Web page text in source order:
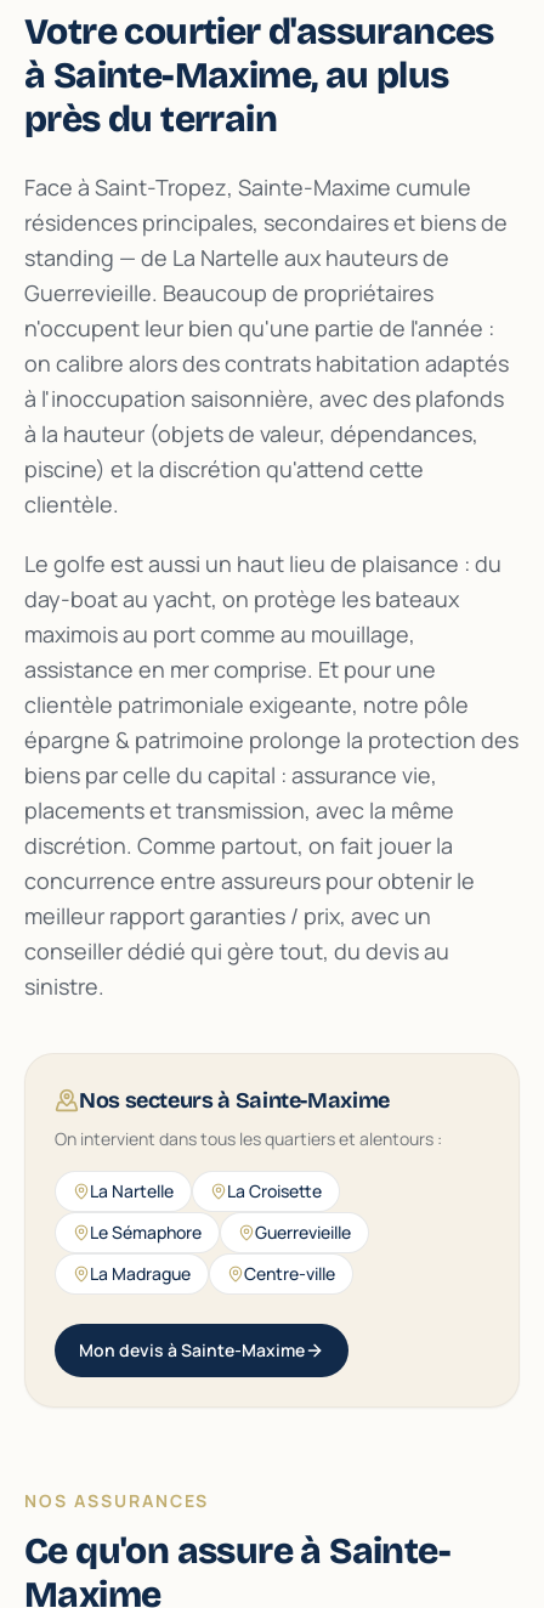
Votre courtier d'assurances
à Sainte-Maxime, au plus
près du terrain
Face à Saint-Tropez, Sainte-Maxime cumule
résidences principales, secondaires et biens de
standing — de La Nartelle aux hauteurs de
Guerrevieille. Beaucoup de propriétaires
n'occupent leur bien qu'une partie de l'année :
on calibre alors des contrats habitation adaptés
à l'inoccupation saisonnière, avec des plafonds
à la hauteur (objets de valeur, dépendances,
piscine) et la discrétion qu'attend cette
clientèle.
Le golfe est aussi un haut lieu de plaisance : du
day-boat au yacht, on protège les bateaux
maximois au port comme au mouillage,
assistance en mer comprise. Et pour une
clientèle patrimoniale exigeante, notre pôle
épargne & patrimoine prolonge la protection des
biens par celle du capital : assurance vie,
placements et transmission, avec la même
discrétion. Comme partout, on fait jouer la
concurrence entre assureurs pour obtenir le
meilleur rapport garanties / prix, avec un
conseiller dédié qui gère tout, du devis au
sinistre.
Nos secteurs à Sainte-Maxime
On intervient dans tous les quartiers et alentours :
La Nartelle
La Croisette
Le Sémaphore
Guerrevieille
La Madrague
Centre-ville
Mon devis à Sainte-Maxime
NOS ASSURANCES
Ce qu'on assure à Sainte-
Maxime